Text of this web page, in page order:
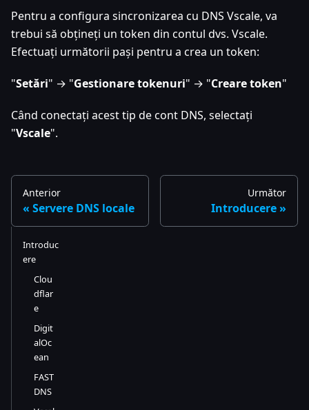
Pentru a configura sincronizarea cu DNS Vscale, va
trebui să obțineți un token din contul dvs. Vscale.
Efectuați următorii pași pentru a crea un token:
"Setări" → "Gestionare tokenuri" → "Creare token"
Când conectați acest tip de cont DNS, selectați
"Vscale".
Anterior
Servere DNS locale
Următor
Introducere
Introduc
ere
Clou
dflar
e
Digit
alOc
ean
FAST
DNS